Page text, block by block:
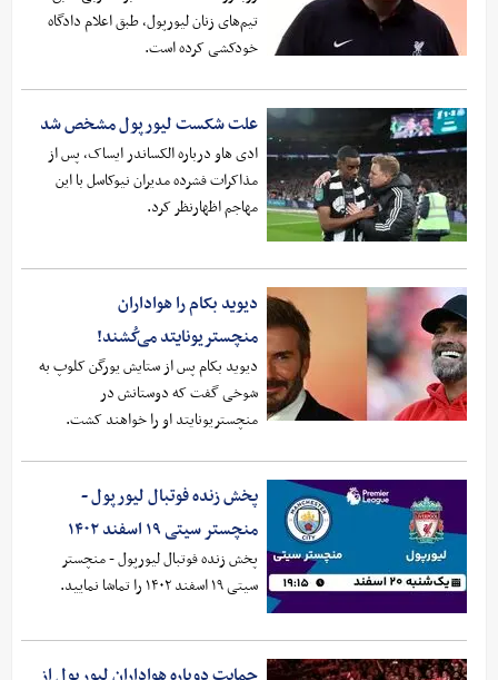
تیم‌های زنان لیورپول، طبق اعلام دادگاه
خودکشی کرده است.
علت شکست لیورپول مشخص شد
ادی هاو درباره الکساندر ایساک، پس از
مذاکرات فشرده مدیران نیوکاسل با این
مهاجم اظهارنظر کرد.
دیوید بکام را هواداران
منچستریونایتد می‌کُشند!
دیوید بکام پس از ستایش یورگن کلوپ به
شوخی گفت که دوستانش در
منچستریونایتد او را خواهند کشت.
پخش زنده فوتبال لیورپول -
منچستر سیتی ۱۹ اسفند ۱۴۰۲
پخش زنده فوتبال لیورپول - منچستر
سیتی ۱۹ اسفند ۱۴۰۲ را تماشا نمایید.